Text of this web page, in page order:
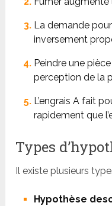
La demande
inversement
Peindre une
perception de la
L’engrais A fait
rapidement que
Types
Il existe plusieurs
Hypothèse